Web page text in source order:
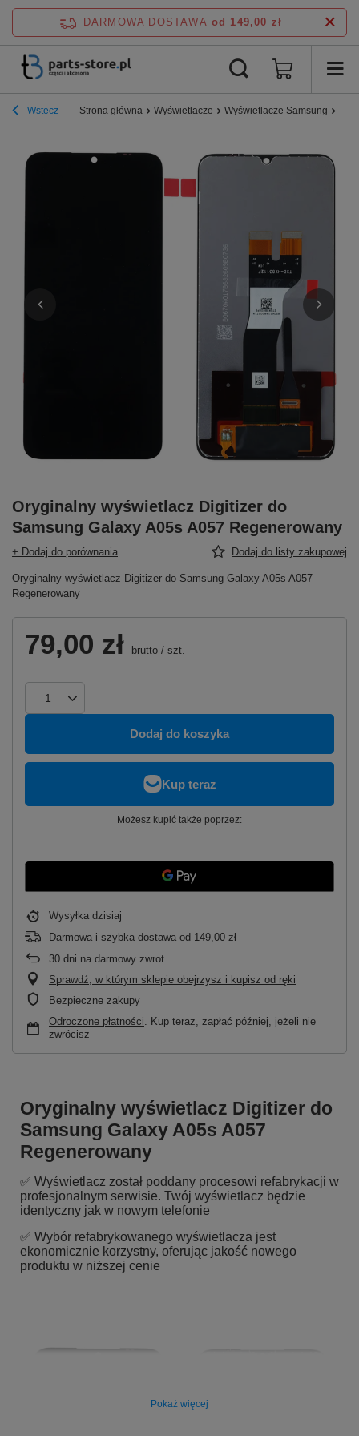
DARMOWA DOSTAWA od 149,00 zł
Wstecz Strona główna Wyświetlacze Wyświetlacze Samsung
Oryginalny wyświetlacz Digitizer do
Samsung Galaxy A05s A057 Regenerowany
+ Dodaj do porównania Dodaj do listy zakupowej
Oryginalny wyświetlacz Digitizer do Samsung Galaxy A05s A057
Regenerowany
79,00 zł brutto / szt.
Dodaj do koszyka
Możesz kupić także poprzez:
Wysyłka dzisiaj
Darmowa i szybka dostawa od 149,00 zł
30 dni na darmowy zwrot
Sprawdź, w którym sklepie obejrzysz i kupisz od ręki
Bezpieczne zakupy
Odroczone płatności . Kup teraz, zapłać później, jeżeli nie
zwrócisz
Oryginalny wyświetlacz Digitizer do
Samsung Galaxy A05s A057
Regenerowany
✅ Wyświetlacz został poddany procesowi refabrykacji w
profesjonalnym serwisie. Twój wyświetlacz będzie
identyczny jak w nowym telefonie
✅ Wybór refabrykowanego wyświetlacza jest
ekonomicznie korzystny, oferując jakość nowego
produktu w niższej cenie
Pokaż więcej